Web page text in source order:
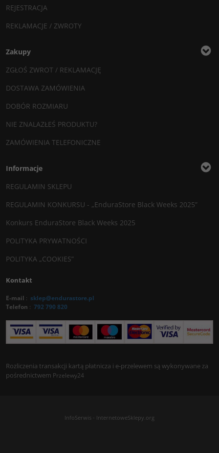
REJESTRACJA
REKLAMACJE / ZWROTY
Zakupy
ZGŁOŚ ZWROT / REKLAMACJĘ
DOSTAWA ZAMÓWIENIA
DOBÓR ROZMIARU
NIE ZNALAZŁEŚ PRODUKTU?
ZAMÓWIENIA TELEFONICZNE
Informacje
REGULAMIN SKLEPU
REGULAMIN KONKURSU - „EnduraStore Black Weeks 2025”
Konkurs EnduraStore Black Weeks 2025
POLITYKA PRYWATNOŚCI
POLITYKA „COOKIES”
Kontakt
E-mail : sklep@endurastore.pl
Telefon : 792 790 820
Rozliczenia transakcji kartą płatnicza i e-przelewem są wykonywane za
pośrednictwem Przelewy24
InfoSerwis - InternetoweSklepy.org